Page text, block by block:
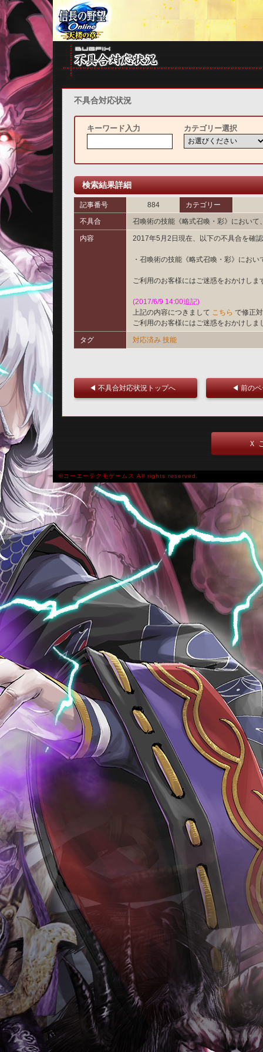
不具合対応状況
キーワード入力 カテゴリー選択
検索結果詳細
記事番号 884
カテゴリー
不具合
召喚術の技能《略式召喚・彩》におい
内容 2017年5月2日現在、以下の不具合を確
・召喚術の技能《略式召喚・彩》にお
ご利用のお客様にはご迷惑をおかけし
(2017/6/9 14:00追記)
上記の内容につきまして こちら で修正
ご利用のお客様にはご迷惑をおかけし
タグ 対応済み 技能
◀ 不具合対応状況トップへ ◀ 前の
Ｘ